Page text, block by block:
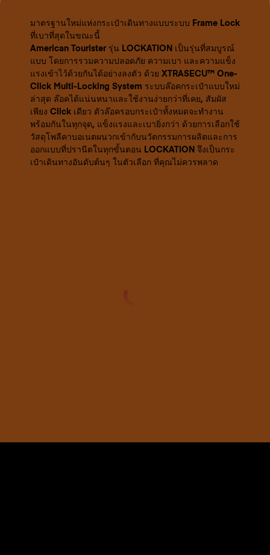
มาตรฐานใหม่แห่งกระเป๋าเดินทางแบบระบบ Frame Lock
ที่เบาที่สุดในขณะนี้
American Tourister รุ่น LOCKATION เป็นรุ่นที่สมบูรณ์
แบบ โดยการรวมความปลอดภัย ความเบา และความแข็ง
แรงเข้าไว้ด้วยกันได้อย่างลงตัว ด้วย XTRASECU™ One-
Click Multi-Locking System ระบบล๊อคกระเป๋าแบบใหม่
ล่าสุด ล๊อคได้แน่นหนาและใช้งานง่ายกว่าที่เคย, สัมผัส
เพียง Click เดียว ตัวล๊อครอบกระเป๋าทั้งหมดจะทำงาน
พร้อมกันในทุกจุด, แข็งแรงและเบายิ่งกว่า ด้วยการเลือกใช้
วัสดุโพลีคาบอเนตผนวกเข้ากับนวัตกรรมการผลิตและการ
ออกแบบที่ปรานีตในทุกขั้นตอน LOCKATION จึงเป็นกระ
เป๋าเดินทางอันดับต้นๆ ในตัวเลือก ที่คุณไม่ควรพลาด